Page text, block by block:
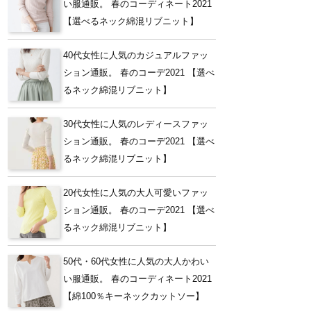
い服通販。 春のコーディネート2021
【選べるネック綿混リブニット】
40代女性に人気のカジュアルファッ
ション通販。 春のコーデ2021 【選べ
るネック綿混リブニット】
30代女性に人気のレディースファッ
ション通販。 春のコーデ2021 【選べ
るネック綿混リブニット】
20代女性に人気の大人可愛いファッ
ション通販。 春のコーデ2021 【選べ
るネック綿混リブニット】
50代・60代女性に人気の大人かわい
い服通販。 春のコーディネート2021
【綿100％キーネックカットソー】